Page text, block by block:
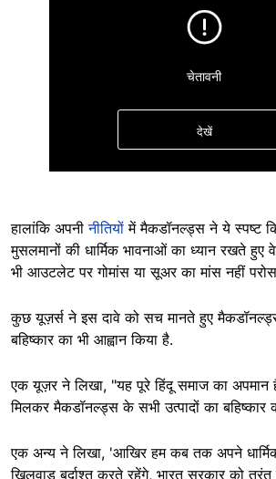
चेतावनी
देखें
छिपाएं
हालांकि अपनीनीतियोंमें मैकडॉनल्ड्स ने ये स्पष्ट
मुसलमानों की धार्मिक भावनाओं का ध्यान रखते हुए
भी आउटलेट पर गोमांस या सूअर का मांस नहीं
कुछ यूज़र्स ने इस दावे को सच मानते हुए
बहिष्कार का भी आह्वान किया है.
एक यूज़र ने लिखा, "यह पूरे हिंदू समाज का अपमान
मिलकर मैकडॉनल्ड्स के सभी उत्पादों का बहिष्कार
एक अन्य ने लिखा, 'आखिर हम कब तक अपने
खिलवाड़ बर्दाश्त करते रहेंगे, भारत सरकार को